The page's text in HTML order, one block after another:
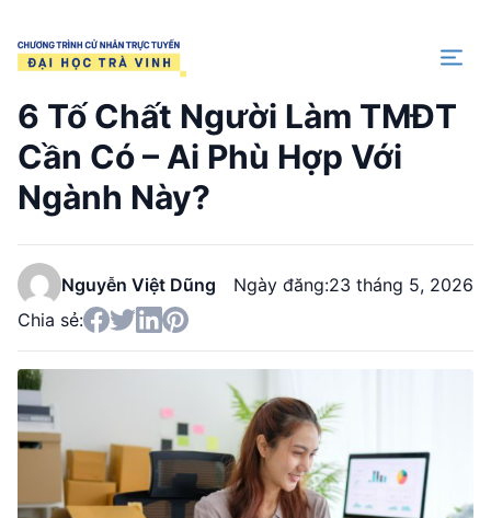
Trang chủ
6 Tố Chất Người Làm TMĐT
Cần Có – Ai Phù Hợp Với
Ngành Này?
Nguyễn Việt Dũng Ngày đăng:23 tháng 5, 2026
Chia sẻ: